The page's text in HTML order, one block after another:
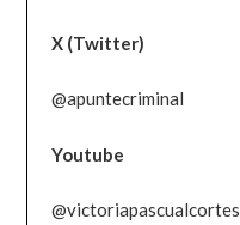
X (Twitter)
@apuntecriminal
Youtube
@victoriapascualcortes